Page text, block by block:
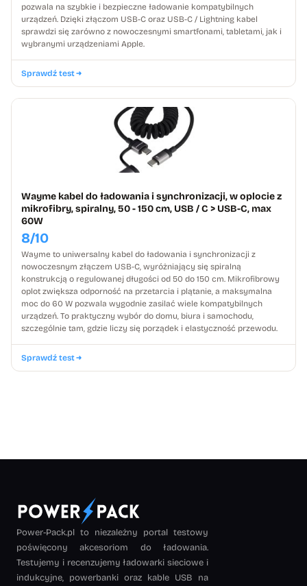
pozwala na szybkie i bezpieczne ładowanie kompatybilnych
urządzeń. Dzięki złączom USB-C oraz USB-C / Lightning kabel
sprawdzi się zarówno z nowoczesnymi smartfonami, tabletami, jak i
wybranymi urządzeniami Apple.
Sprawdź test
Wayme kabel do ładowania i synchronizacji, w oplocie z
mikrofibry, spiralny, 50 - 150 cm, USB / C > USB-C, max
60W
8/10
Wayme to uniwersalny kabel do ładowania i synchronizacji z
nowoczesnym złączem USB-C, wyróżniający się spiralną
konstrukcją o regulowanej długości od 50 do 150 cm. Mikrofibrowy
oplot zwiększa odporność na przetarcia i plątanie, a maksymalna
moc do 60 W pozwala wygodnie zasilać wiele kompatybilnych
urządzeń. To praktyczny wybór do domu, biura i samochodu,
szczególnie tam, gdzie liczy się porządek i elastyczność przewodu.
Sprawdź test
Power-Pack.pl to niezależny portal testowy
poświęcony akcesoriom do ładowania.
Testujemy i recenzujemy ładowarki sieciowe i
indukcyjne, powerbanki oraz kable USB na